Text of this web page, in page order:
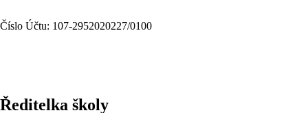
Číslo Účtu: 107-2952020227/0100
Ředitelka školy